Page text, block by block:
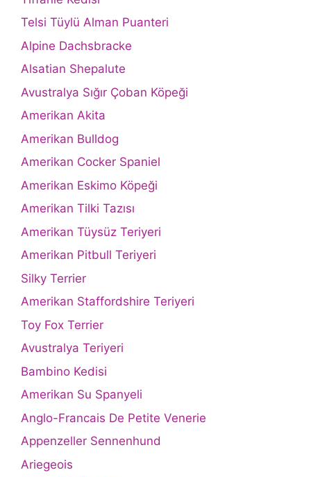
Telsi Tüylü Alman Puanteri
Alpine Dachsbracke
Alsatian Shepalute
Avustralya Sığır Çoban Köpeği
Amerikan Akita
Amerikan Bulldog
Amerikan Cocker Spaniel
Amerikan Eskimo Köpeği
Amerikan Tilki Tazısı
Amerikan Tüysüz Teriyeri
Amerikan Pitbull Teriyeri
Silky Terrier
Amerikan Staffordshire Teriyeri
Toy Fox Terrier
Avustralya Teriyeri
Bambino Kedisi
Amerikan Su Spanyeli
Anglo-Francais De Petite Venerie
Appenzeller Sennenhund
Ariegeois